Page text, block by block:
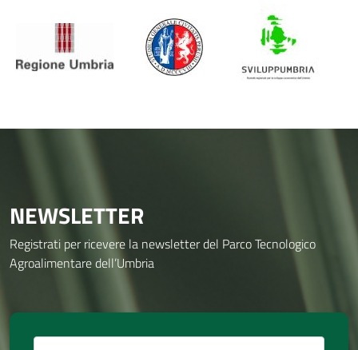
NEWSLETTER
Registrati per ricevere la newsletter del Parco Tecnologico
Agroalimentare dell’Umbria